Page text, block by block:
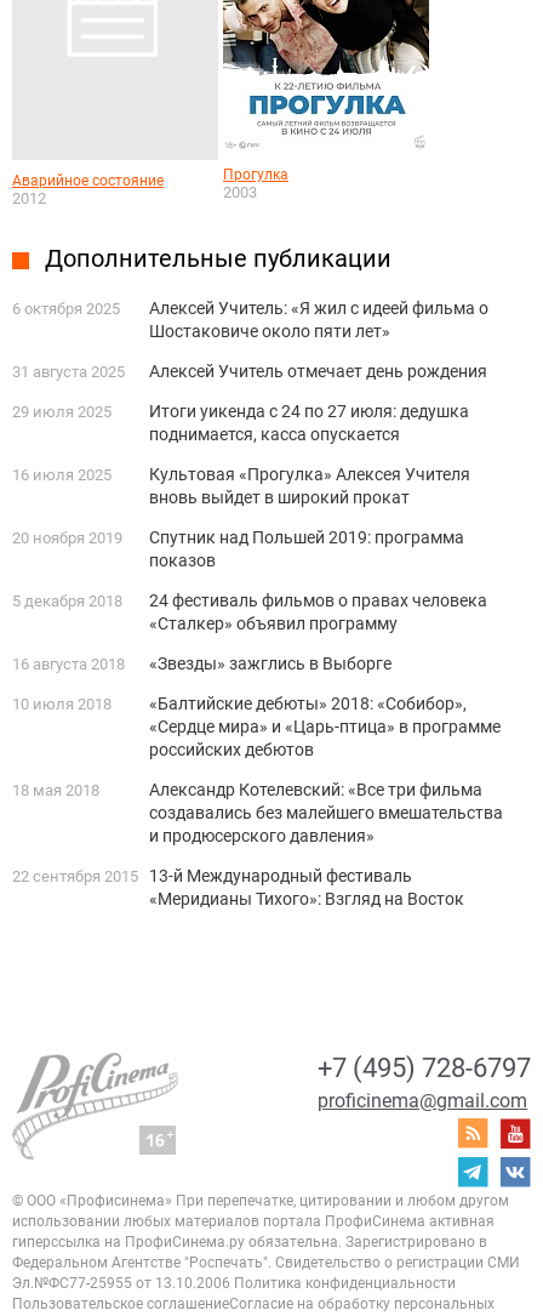
Аварийное состояние
2012
Прогулка
2003
Дополнительные публикации
6 октября 2025
Алексей Учитель: «Я жил с идеей фильма о
Шостаковиче около пяти лет»
31 августа 2025 Алексей Учитель отмечает день рождения
29 июля 2025
Итоги уикенда с 24 по 27 июля: дедушка
поднимается, касса опускается
16 июля 2025
Культовая «Прогулка» Алексея Учителя
вновь выйдет в широкий прокат
20 ноября 2019
Спутник над Польшей 2019: программа
показов
5 декабря 2018
24 фестиваль фильмов о правах человека
«Сталкер» объявил программу
16 августа 2018 «Звезды» зажглись в Выборге
10 июля 2018
«Балтийские дебюты» 2018: «Собибор»,
«Сердце мира» и «Царь-птица» в программе
российских дебютов
18 мая 2018
Александр Котелевский: «Все три фильма
создавались без малейшего вмешательства
и продюсерского давления»
22 сентября 2015
13-й Международный фестиваль
«Меридианы Тихого»: Взгляд на Восток
+7 (495) 728-6797
proficinema@gmail.com
© ООО «Профисинема» При перепечатке, цитировании и любом другом
использовании любых материалов портала ПрофиСинема активная
гиперссылка на ПрофиСинема.ру обязательна. Зарегистрировано в
Федеральном Агентстве "Роспечать". Свидетельство о регистрации СМИ
Эл.№ФС77-25955 от 13.10.2006 Политика конфиденциальности
Пользовательское соглашениеСогласие на обработку персональных